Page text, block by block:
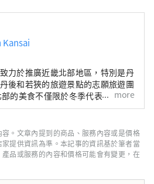
力於推廣近畿北部地區，特別是丹
後和若狹的旅遊景點的志願旅遊團
的美食不僅限於冬季代表性海鮮
括牡蠣、鰤魚、河豚，以及夏季
黑豆，夏季水果則有沙丘瓜，因
四季都能品嚐到美食。 如果我能
息，讓人們可以多次遊覽廣闊的近
並享受火車旅行的樂趣，我將感到
more
。文章內提到的商品、服務內容或是價格
提供資訊為準。本記事的資訊基於筆者當
品或服務的內容和價格可能會有變更，在